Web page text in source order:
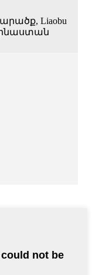
Liaobu
Չինաստան